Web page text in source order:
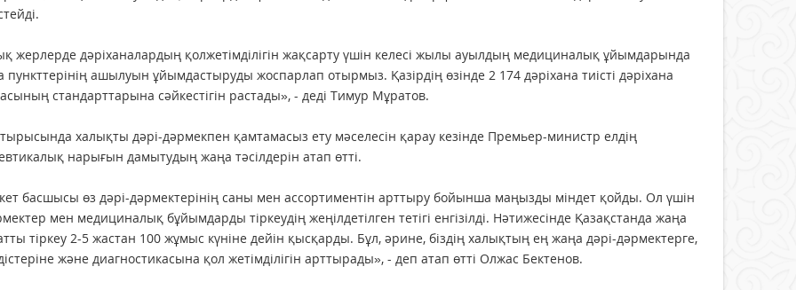
жерлерде дәріханалардың қолжетімділігін жақсарту үшін келесі жылы ауылдың медициналық ұйымдарында
пункттерінің ашылуын ұйымдастыруды жоспарлап отырмыз. Қазірдің өзінде 2 174 дәріхана тиісті дәріхана
стандарттарына сәйкестігін растады», - деді Тимур Мұратов.
халықты дәрі-дәрмекпен қамтамасыз ету мәселесін қарау кезінде Премьер-министр елдің
нарығын дамытудың жаңа тәсілдерін атап өтті.
басшысы өз дәрі-дәрмектерінің саны мен ассортиментін арттыру бойынша маңызды міндет қойды. Ол үшін
мен медициналық бұйымдарды тіркеудің жеңілдетілген тетігі енгізілді. Нәтижесінде Қазақстанда жаңа
тіркеу 2-5 жастан 100 жұмыс күніне дейін қысқарды. Бұл, әрине, біздің халықтың ең жаңа дәрі-дәрмектерге,
және диагностикасына қол жетімділігін арттырады», - деп атап өтті Олжас Бектенов.